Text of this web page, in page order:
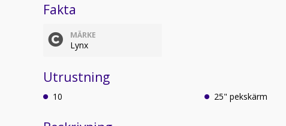
Fakta
MÄRKE
Lynx
Utrustning
10 25" pekskärm